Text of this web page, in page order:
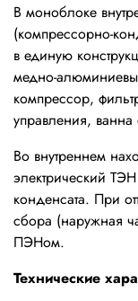
В моноблоке
(компрессорно-
в единую
медно-
компрессор,
управления,
Во внутреннем
электрический
конденсата. При
сбора (наружная
ПЭНом.
Технические